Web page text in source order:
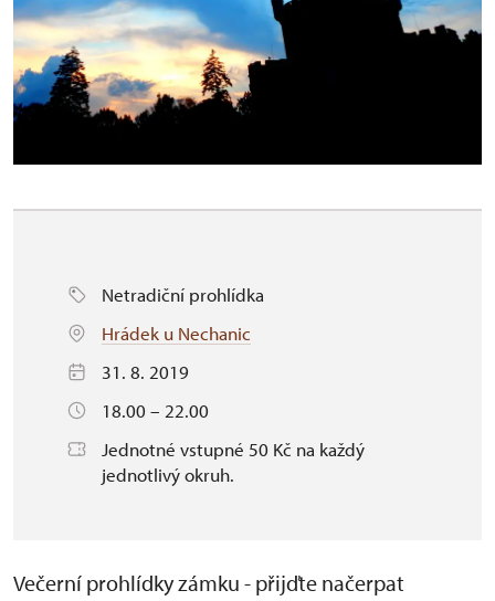
Netradiční prohlídka
Hrádek u Nechanic
31. 8. 2019
18.00 – 22.00
Jednotné vstupné 50 Kč na každý
jednotlivý okruh.
Večerní prohlídky zámku - přijďte načerpat